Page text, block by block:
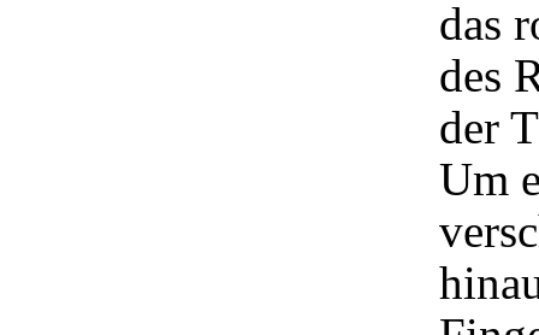
das
des
der
Um